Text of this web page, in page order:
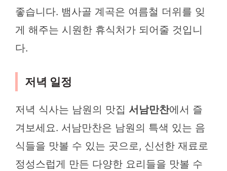
좋습니다. 뱀사골 계곡은 여름철 더위를 잊
게 해주는 시원한 휴식처가 되어줄 것입니
다.
저녁 일정
저녁 식사는 남원의 맛집 서남만찬에서 즐
겨보세요. 서남만찬은 남원의 특색 있는 음
식들을 맛볼 수 있는 곳으로, 신선한 재료로
정성스럽게 만든 다양한 요리들을 맛볼 수